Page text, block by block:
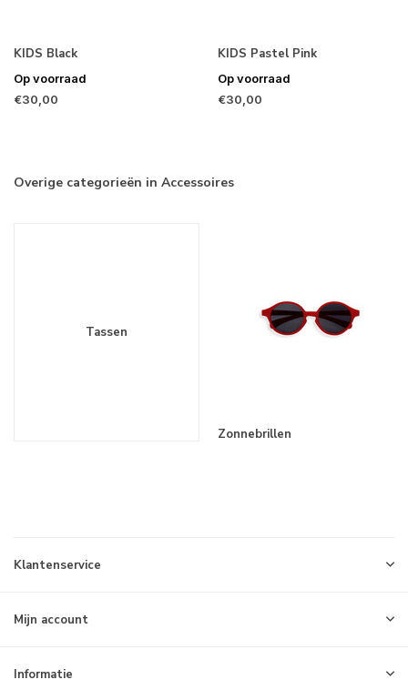
KIDS Black
Op voorraad
€30,00
KIDS Pastel Pink
Op voorraad
€30,00
Overige categorieën in Accessoires
Tassen
Zonnebrillen
Klantenservice
Mijn account
Informatie